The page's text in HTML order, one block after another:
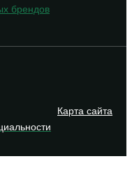
брендов
Карта сайта